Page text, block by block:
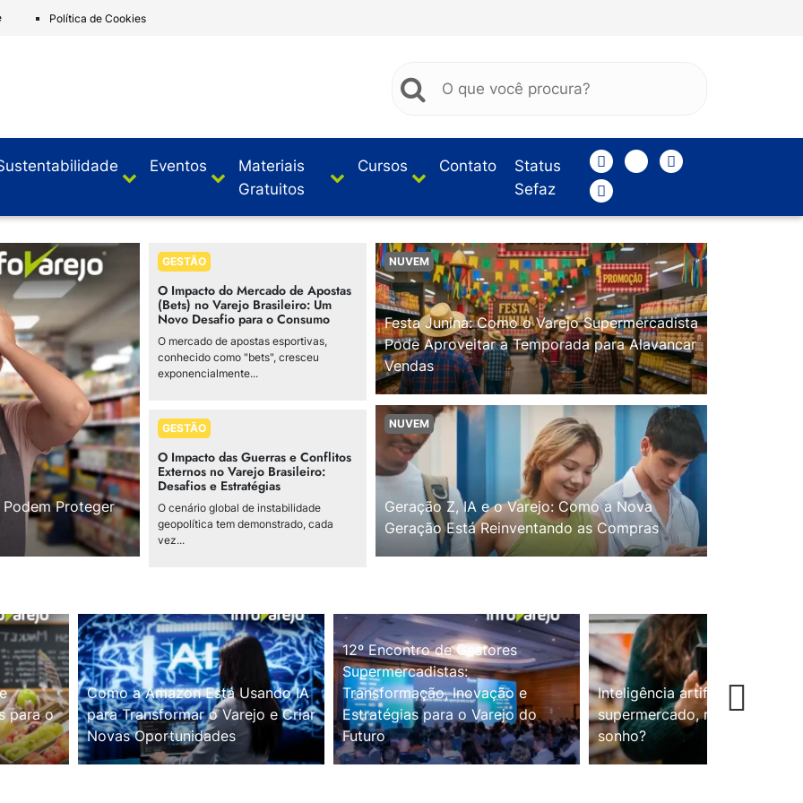
Política de Cookies
Eventos
Materiais
Gratuitos
Cursos Contato
Status
Sefaz
Proteger
GESTÃO
O Impacto do Mercado de Apostas
(Bets) no Varejo Brasileiro: Um
Novo Desafio para o Consumo
O mercado de apostas esportivas,
conhecido como "bets", cresceu
exponencialmente...
GESTÃO
O Impacto das Guerras e Conflitos
Externos no Varejo Brasileiro:
Desafios e Estratégias
O cenário global de instabilidade
geopolítica tem demonstrado, cada
vez...
NUVEM
Festa Junina: Como o Varejo Supermercadista
Pode Aproveitar a Temporada para Alavancar
Vendas
NUVEM
Geração Z, IA e o Varejo: Como a Nova
Geração Está Reinventando as Compras
para o
Como a Amazon Está Usando IA
para Transformar o Varejo e Criar
Novas Oportunidades
12º Encontro de Gestores
Supermercadistas:
Transformação, Inovação e
Estratégias para o Varejo do
Futuro
Inteligência artificial no
supermercado, realidade ou
sonho?